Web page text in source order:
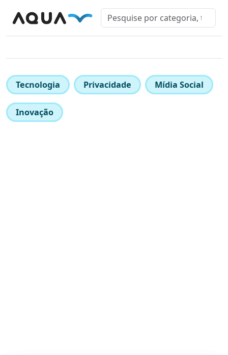
Tecnologia Privacidade Mídia Social
Inovação